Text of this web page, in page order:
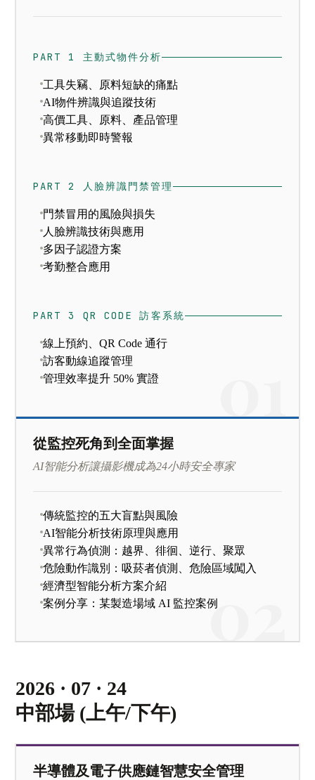
PART 1 主動式物件分析
工具失竊、原料短缺的痛點
AI物件辨識與追蹤技術
高價工具、原料、產品管理
異常移動即時警報
PART 2 人臉辨識門禁管理
門禁冒用的風險與損失
人臉辨識技術與應用
多因子認證方案
考勤整合應用
PART 3 QR CODE 訪客系統
線上預約、QR Code 通行
訪客動線追蹤管理
管理效率提升 50% 實證
從監控死角到全面掌握
AI智能分析讓攝影機成為24小時安全專家
傳統監控的五大盲點與風險
AI智能分析技術原理與應用
異常行為偵測：越界、徘徊、逆行、聚眾
危險動作識別：吸菸者偵測、危險區域闖入
經濟型智能分析方案介紹
案例分享：某製造場域 AI 監控案例
2026 · 07 · 24
中部場 (上午/下午)
半導體及電子供應鏈智慧安全管理